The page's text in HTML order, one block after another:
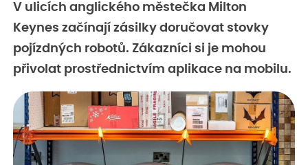
V ulicích anglického městečka Milton
Keynes začínají zásilky doručovat stovky
pojízdných robotů. Zákazníci si je mohou
přivolat prostřednictvím aplikace na mobilu.